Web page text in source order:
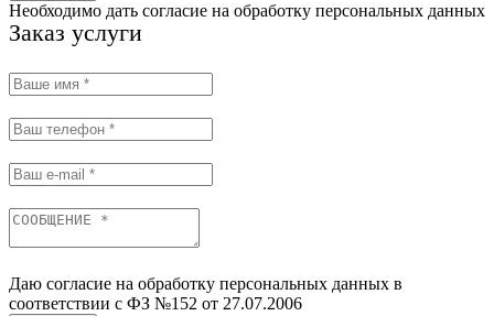
Необходимо дать согласие на обработку персональных данных
Заказ услуги
Даю согласие на обработку персональных данных в
соответствии с ФЗ №152 от 27.07.2006